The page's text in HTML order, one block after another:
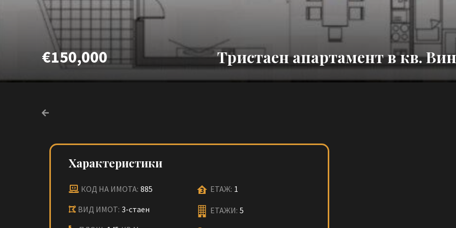
€150,000 Тристаен апартамент в кв.
Характеристики
КОД НА ИМОТА: 885
ВИД ИМОТ: 3-стаен
ЕТАЖ: 1
ЕТАЖИ: 5